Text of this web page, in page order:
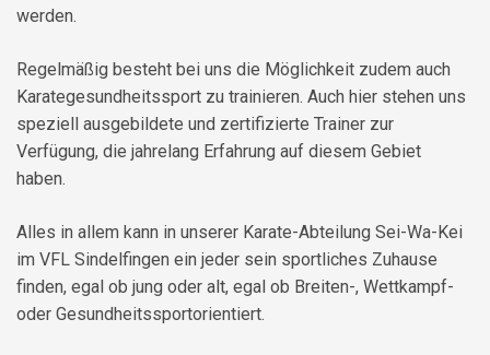
werden.
Regelmäßig besteht bei uns die Möglichkeit zudem auch
Karategesundheitssport zu trainieren. Auch hier stehen uns
speziell ausgebildete und zertifizierte Trainer zur
Verfügung, die jahrelang Erfahrung auf diesem Gebiet
haben.
Alles in allem kann in unserer Karate-Abteilung Sei-Wa-Kei
im VFL Sindelfingen ein jeder sein sportliches Zuhause
finden, egal ob jung oder alt, egal ob Breiten-, Wettkampf-
oder Gesundheitssportorientiert.